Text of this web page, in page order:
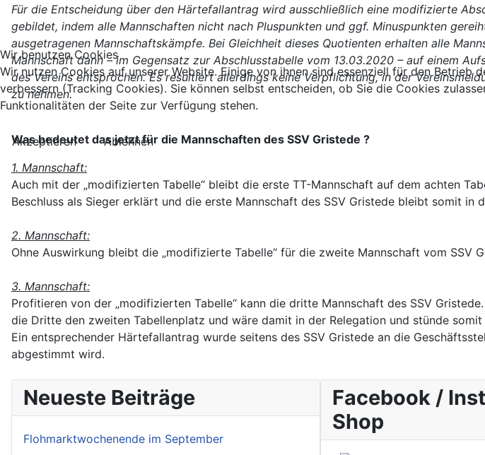
Für die Entscheidung über den Härtefallantrag wird ausschließlich eine modifizierte
gebildet, indem alle Mannschaften nicht nach Pluspunkten und ggf. Minuspunkten
ausgetragenen Mannschaftskämpfe. Bei Gleichheit dieses Quotienten erhalten alle
Mannschaft dann – im Gegensatz zur Abschlusstabelle vom 13.03.2020 – auf einem
des Vereins entsprochen. Es resultiert allerdings keine Verpflichtung, in der
zu nehmen.
Was bedeutet das jetzt für die Mannschaften des SSV Gristede ?
1. Mannschaft:
Auch mit der „modifizierten Tabelle“ bleibt die erste TT-Mannschaft auf dem achten
Beschluss als Sieger erklärt und die erste Mannschaft des SSV Gristede bleibt somit in
2. Mannschaft:
Ohne Auswirkung bleibt die „modifizierte Tabelle“ für die zweite Mannschaft vom
3. Mannschaft:
Profitieren von der „modifizierten Tabelle“ kann die dritte Mannschaft des SSV
die Dritte den zweiten Tabellenplatz und wäre damit in der Relegation und stünde
Ein entsprechender Härtefallantrag wurde seitens des SSV Gristede an die
abgestimmt wird.
Neueste Beiträge
Flohmarktwochenende im September
Facebook /
Shop
Wir benutzen Cookies
Wir nutzen Cookies auf unserer Website. Einige von ihnen sind essenziell für den
verbessern (Tracking Cookies). Sie können selbst entscheiden, ob Sie die Cookies
Funktionalitäten der Seite zur Verfügung stehen.
Akzeptieren Ablehnen